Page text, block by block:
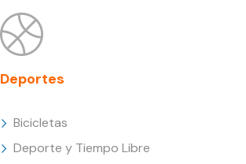
Deportes
Bicicletas
Deporte y Tiempo Libre